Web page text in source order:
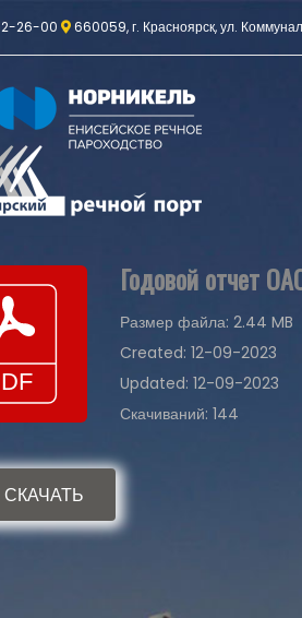
26-00 660059, г. Красноярск, ул.
Годовой отчет
Размер файла: 2.44 MB
Created: 12-09-2023
Updated: 12-09-2023
Скачиваний: 144
СКАЧАТЬ